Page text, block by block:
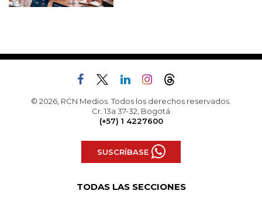
© 2026, RCN Medios. Todos los derechos reservados.
Cr. 13a 37-32, Bogotá
(+57) 1 4227600
SUSCRÍBASE
TODAS LAS SECCIONES